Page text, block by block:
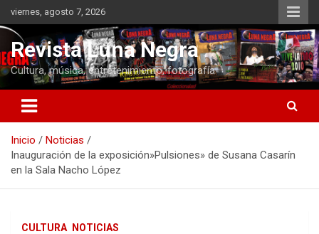
Saltar
al
contenido
viernes, agosto 7, 2026
Revista Luna Negra
Cultura, música, entretenimiento, fotografía
Inicio
Noticias
Inauguración de la exposición»Pulsiones» de Susana Casarín
en la Sala Nacho López
CULTURA NOTICIAS